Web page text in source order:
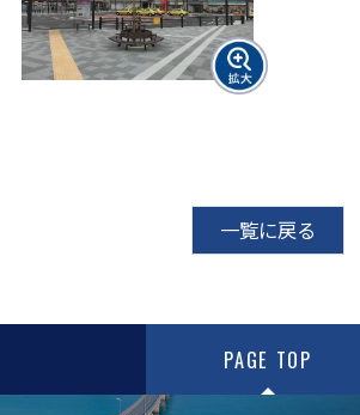
一覧に戻る
PAGE TOP